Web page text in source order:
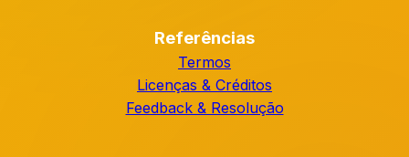
Referências
Termos
Licenças & Créditos
Feedback & Resolução